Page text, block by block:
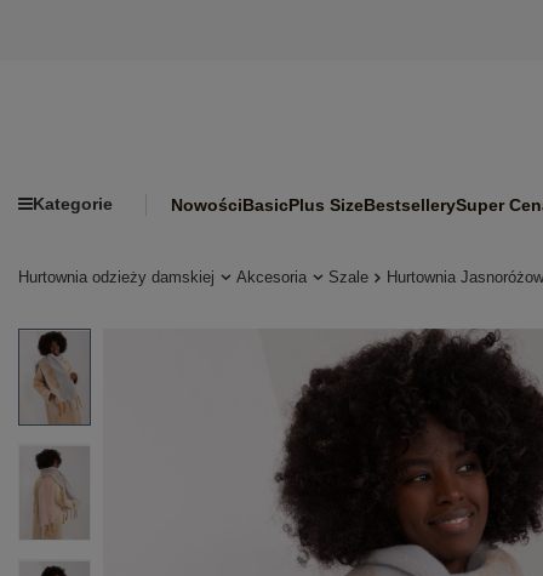
Kategorie NowościBasicPlus SizeBestsellerySuper
Hurtownia odzieży damskiej Akcesoria Szale Hurtownia